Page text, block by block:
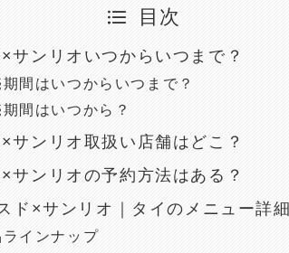
目次
サンリオいつからいつまで？
間はいつからいつまで？
間はいつから？
サンリオ取扱い店舗はどこ？
サンリオの予約方法はある？
ド×サンリオ｜タイのメニュー詳細
ラインナップ